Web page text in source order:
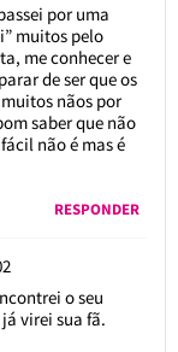
por uma
muitos pelo
me conhecer e
de ser que os
nãos por
saber que não
não é mas é
RESPONDER
o seu
virei sua fã.